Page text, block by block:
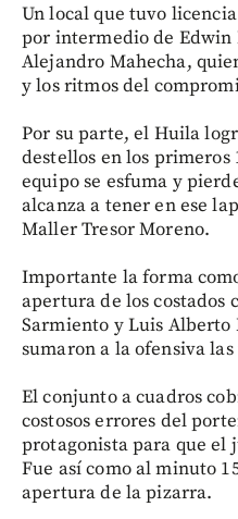
Un local que tuvo
por intermedio de Edwin
Alejandro Mahecha,
y los ritmos del
Por su parte, el Huila
destellos en los
equipo se esfuma y
alcanza a tener en ese
Maller Tresor Moreno.
Importante la forma
apertura de los costados
Sarmiento y Luis Alberto
sumaron a la ofensiva
El conjunto a cuadros
costosos errores del
protagonista para que el
Fue así como al minuto
apertura de la pizarra.